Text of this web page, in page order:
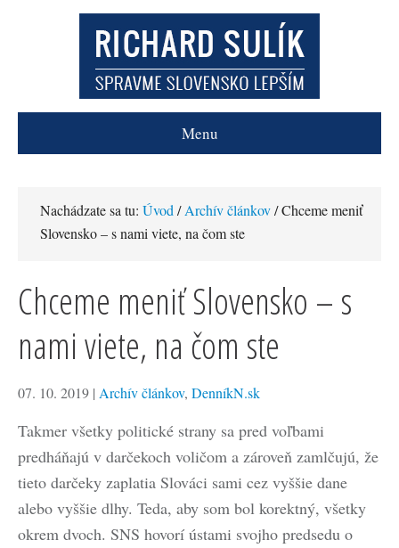
Menu
Nachádzate sa tu: Úvod /Archív článkov/ Chceme meniť
Slovensko – s nami viete, na čom ste
Chceme meniť Slovensko – s
nami viete, na čom ste
07. 10. 2019 | Archív článkov, DenníkN.sk
Takmer všetky politické strany sa pred voľbami
predháňajú v darčekoch voličom a zároveň zamlčujú, že
tieto darčeky zaplatia Slováci sami cez vyššie dane
alebo vyššie dlhy. Teda, aby som bol korektný, všetky
okrem dvoch. SNS hovorí ústami svojho predsedu o